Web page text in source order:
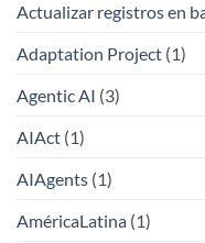
Actualizar registros en
Adaptation Project (1)
Agentic AI (3)
AIAct (1)
AIAgents (1)
AméricaLatina (1)